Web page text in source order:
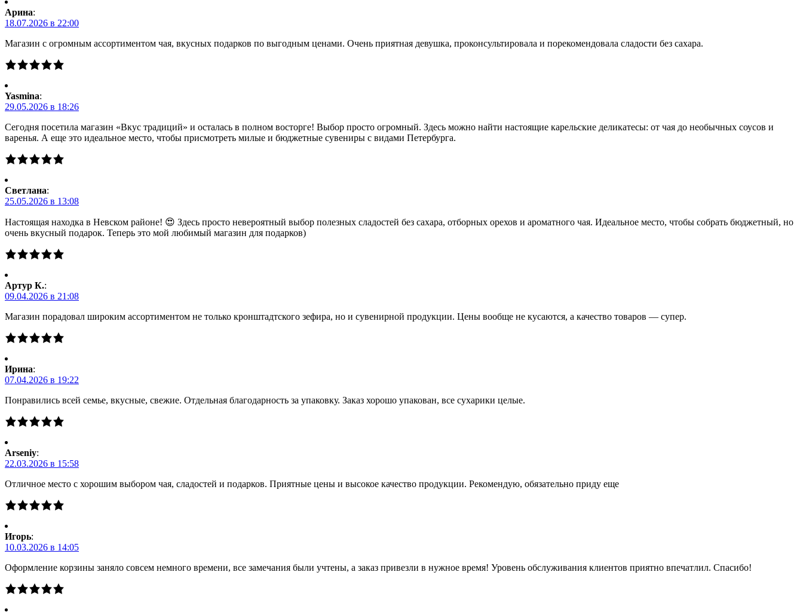
Арина:
18.07.2026 в 22:00
Магазин с огромным ассортиментом чая, вкусных подарков по выгодным ценами. Очень приятная девушка, проконсультировала и порекомендовала сладости без сахара.
Yasmina:
29.05.2026 в 18:26
Сегодня посетила магазин «Вкус традиций» и осталась в полном восторге! Выбор просто огромный. Здесь можно найти настоящие карельские деликатесы: от чая до необычных соусов и
варенья. А еще это идеальное место, чтобы присмотреть милые и бюджетные сувениры с видами Петербурга.
Светлана:
25.05.2026 в 13:08
Настоящая находка в Невском районе! 😍 Здесь просто невероятный выбор полезных сладостей без сахара, отборных орехов и ароматного чая. Идеальное место, чтобы собрать бюджетный, но
очень вкусный подарок. Теперь это мой любимый магазин для подарков)
Артур К.:
09.04.2026 в 21:08
Магазин порадовал широким ассортиментом не только кронштадтского зефира, но и сувенирной продукции. Цены вообще не кусаются, а качество товаров — супер.
Ирина:
07.04.2026 в 19:22
Понравились всей семье, вкусные, свежие. Отдельная благодарность за упаковку. Заказ хорошо упакован, все сухарики целые.
Arseniy:
22.03.2026 в 15:58
Отличное место с хорошим выбором чая, сладостей и подарков. Приятные цены и высокое качество продукции. Рекомендую, обязательно приду еще
Игорь:
10.03.2026 в 14:05
Оформление корзины заняло совсем немного времени, все замечания были учтены, а заказ привезли в нужное время! Уровень обслуживания клиентов приятно впечатлил. Спасибо!